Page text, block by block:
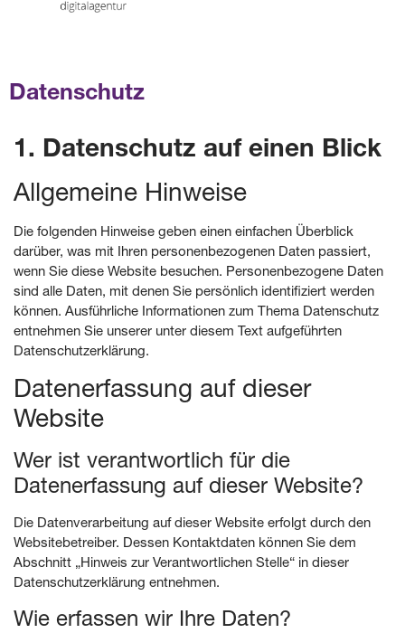
Datenschutz
1. Datenschutz auf einen Blick
Allgemeine Hinweise
Die folgenden Hinweise geben einen einfachen Überblick
darüber, was mit Ihren personenbezogenen Daten passiert,
wenn Sie diese Website besuchen. Personenbezogene Daten
sind alle Daten, mit denen Sie persönlich identifiziert werden
können. Ausführliche Informationen zum Thema Datenschutz
entnehmen Sie unserer unter diesem Text aufgeführten
Datenschutzerklärung.
Datenerfassung auf dieser
Website
Wer ist verantwortlich für die
Datenerfassung auf dieser Website?
Die Datenverarbeitung auf dieser Website erfolgt durch den
Websitebetreiber. Dessen Kontaktdaten können Sie dem
Abschnitt „Hinweis zur Verantwortlichen Stelle“ in dieser
Datenschutzerklärung entnehmen.
Wie erfassen wir Ihre Daten?